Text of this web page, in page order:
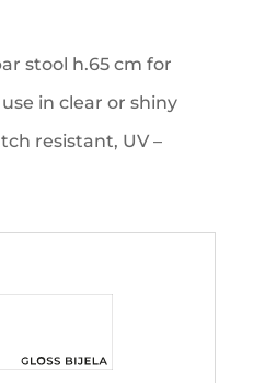
stool h.65 cm for
in clear or shiny
resistant, UV –